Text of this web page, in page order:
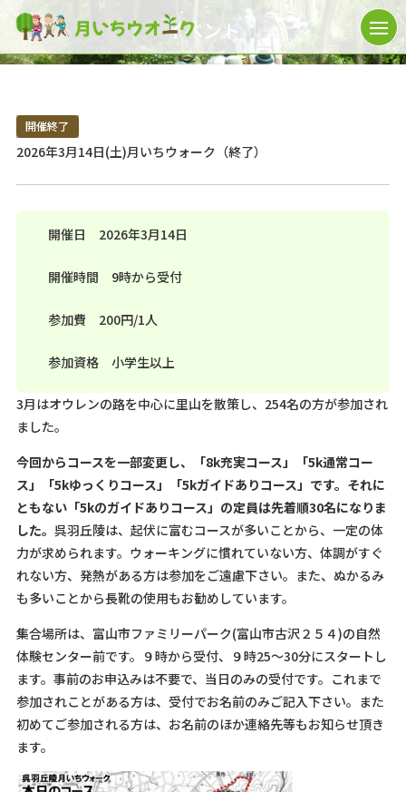
イベント
開催終了
2026年3月14日(土)月いちウォーク（終了）
開催日 2026年3月14日
開催時間 9時から受付
参加費 200円/1人
参加資格 小学生以上
3月はオウレンの路を中心に里山を散策し、254名の方が参加され
ました。
今回からコースを一部変更し、「8k充実コース」「5k通常コー
ス」「5kゆっくりコース」「5kガイドありコース」です。それに
ともない「5kのガイドありコース」の定員は先着順30名になりま
した。 呉羽丘陵は、起伏に富むコースが多いことから、一定の体
力が求められます。ウォーキングに慣れていない方、体調がすぐ
れない方、発熱がある方は参加をご遠慮下さい。また、ぬかるみ
も多いことから長靴の使用もお勧めしています。
集合場所は、富山市ファミリーパーク(富山市古沢２５４)の自然
体験センター前です。９時から受付、９時25～30分にスタートし
ます。事前のお申込みは不要で、当日のみの受付です。これまで
参加されことがある方は、受付でお名前のみご記入下さい。また
初めてご参加される方は、お名前のほか連絡先等もお知らせ頂き
ます。